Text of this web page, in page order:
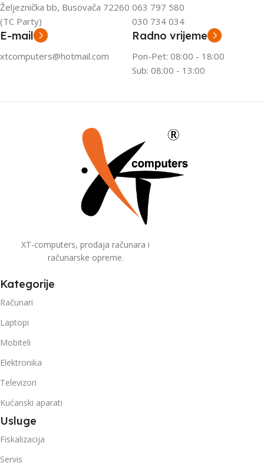
Željeznička bb, Busovača 72260
(TC Party)
063 797 580
030 734 034
E-mail
xtcomputers@hotmail.com
Radno vrijeme
Pon-Pet: 08:00 - 18:00
Sub: 08:00 - 13:00
XT-computers, prodaja računara i
računarske opreme.
Kategorije
Računari
Laptopi
Mobiteli
Elektronika
Televizori
Kućanski aparati
Usluge
Fiskalizacija
Servis